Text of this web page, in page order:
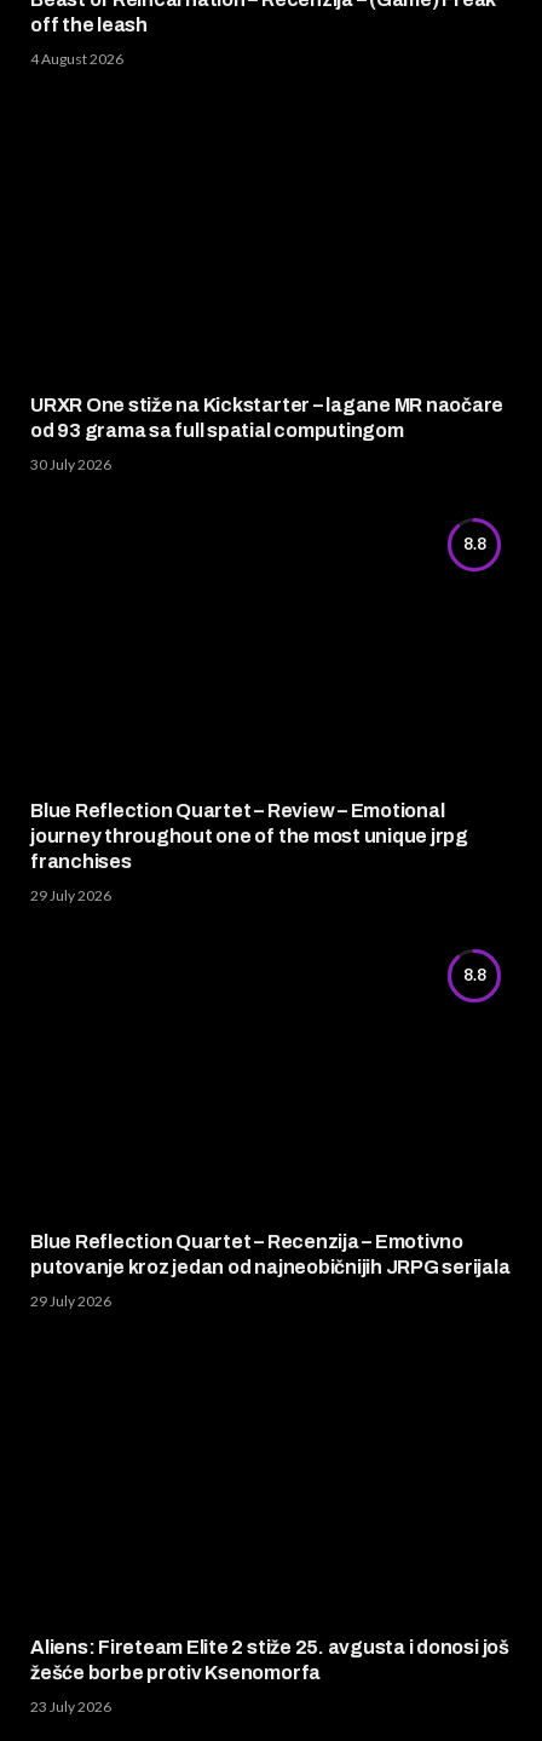
off the leash
4 August 2026
URXR One stiže na Kickstarter – lagane MR naočare
od 93 grama sa full spatial computingom
30 July 2026
8.8
Blue Reflection Quartet – Review – Emotional
journey throughout one of the most unique jrpg
franchises
29 July 2026
8.8
Blue Reflection Quartet – Recenzija – Emotivno
putovanje kroz jedan od najneobičnijih JRPG serijala
29 July 2026
Aliens: Fireteam Elite 2 stiže 25. avgusta i donosi još
žešće borbe protiv Ksenomorfa
23 July 2026